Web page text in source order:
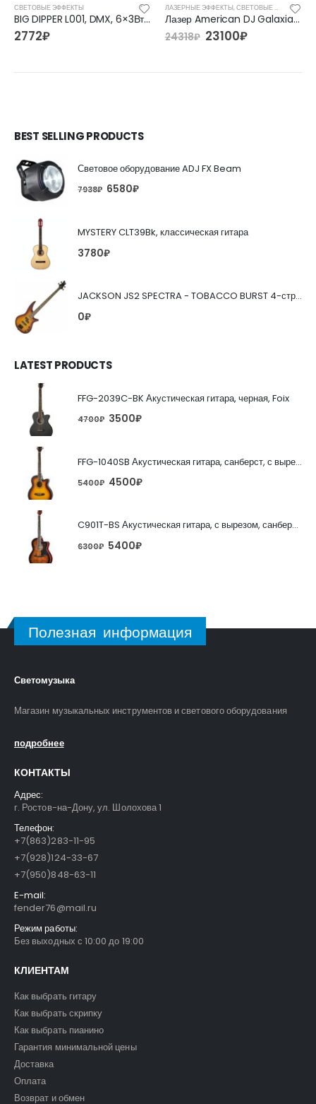
СВЕТОВЫЕ ЭФФЕКТЫ
BIG DIPPER L001, DMX, 6×3Вт, светодиодные эффекты
2772₽
ЛАЗЕРНЫЕ ЭФФЕКТЫ,СВЕТОВЫЕ ЭФФЕКТЫ
Лазер American DJ Galaxian Royale
24318₽ 23100₽
BEST SELLING PRODUCTS
Световое оборудование ADJ FX Beam
7938₽ 6580₽
MYSTERY CLT39Bk, классическая гитара
3780₽
JACKSON JS2 SPECTRA - TOBACCO BURST 4-струнная бас-гитара
0₽
LATEST PRODUCTS
FFG-2039C-BK Акустическая гитара, черная, Foix
4700₽ 3500₽
FFG-1040SB Акустическая гитара, санберст, с вырезом, Foix
5400₽ 4500₽
C901T-BS Акустическая гитара, с вырезом, санберст, Caraya
6300₽ 5400₽
Полезная информация
Светомузыка
Магазин музыкальных инструментов и светового оборудования
подробнее
КОНТАКТЫ
Адрес:
г. Ростов-на-Дону, ул. Шолохова 1
Телефон:
+7(863)283-11-95
+7(928)124-33-67
+7(950)848-63-11
E-mail:
fender76@mail.ru
Режим работы:
Без выходных с 10:00 до 19:00
КЛИЕНТАМ
Как выбрать гитару
Как выбрать скрипку
Как выбрать пианино
Гарантия минимальной цены
Доставка
Оплата
Возврат и обмен